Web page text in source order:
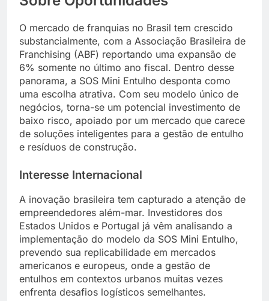
O mercado de franquias no Brasil tem crescido
substancialmente, com a Associação Brasileira de
Franchising (ABF) reportando uma expansão de
6% somente no último ano fiscal. Dentro desse
panorama, a SOS Mini Entulho desponta como
uma escolha atrativa. Com seu modelo único de
negócios, torna-se um potencial investimento de
baixo risco, apoiado por um mercado que carece
de soluções inteligentes para a gestão de entulho
e resíduos de construção.
Interesse Internacional
A inovação brasileira tem capturado a atenção de
empreendedores além-mar. Investidores dos
Estados Unidos e Portugal já vêm analisando a
implementação do modelo da SOS Mini Entulho,
prevendo sua replicabilidade em mercados
americanos e europeus, onde a gestão de
entulhos em contextos urbanos muitas vezes
enfrenta desafios logísticos semelhantes.